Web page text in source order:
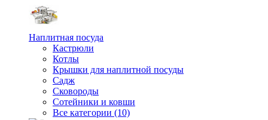
Наплитная посуда
Кастрюли
Котлы
Крышки для наплитной посуды
Садж
Сковороды
Сотейники и ковши
Все категории (10)